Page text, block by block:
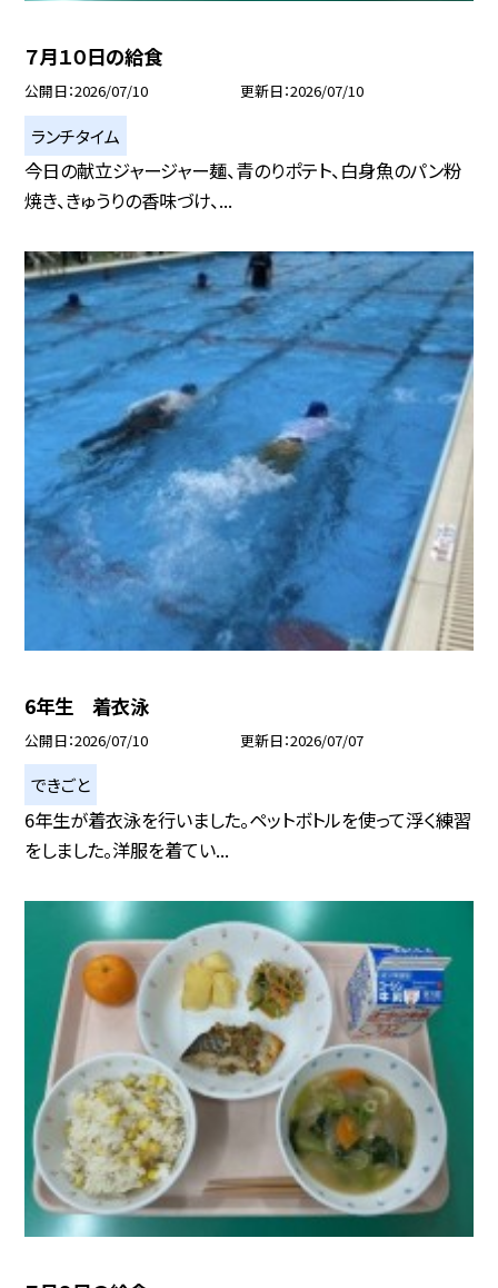
７月１０日の給食
公開日 2026/07/10 更新日 2026/07/10
ランチタイム
今日の献立ジャージャー麺、青のりポテト、白身魚のパン粉
焼き、きゅうりの香味づけ、...
6年生 着衣泳
公開日 2026/07/10 更新日 2026/07/07
できごと
6年生が着衣泳を行いました。ペットボトルを使って浮く練習
をしました。洋服を着てい...